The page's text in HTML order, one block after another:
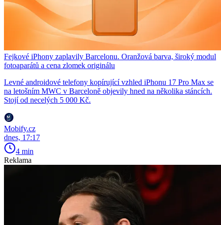
Fejkové iPhony zaplavily Barcelonu. Oranžová barva, široký modul
fotoaparátů a cena zlomek originálu
Levné androidové telefony kopírující vzhled iPhonu 17 Pro Max se
na letošním MWC v Barceloně objevily hned na několika stáncích.
Stojí od necelých 5 000 Kč.
Mobify.cz
dnes, 17:17
4 min
Reklama